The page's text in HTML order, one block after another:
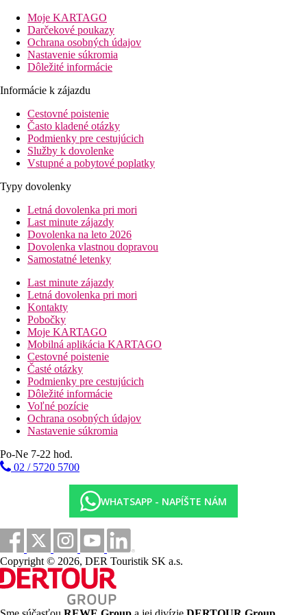
WiFi v lobby (za poplatok), parkovisko, internetová kaviaren a
amfiteáter
Popis izby
Štandardné klimatizované izby s kúpelnou a soc. zariadením
(sušicom vlasov), SAT/TV, pripojenie k internetu, telefón,
minibar, vybavenie na prípravu kávy/caja, trezor, balkón/terasa.
Další popis vybavenia a umiestnenie izieb, nájdete v oficiálnom
popise pri jednotlivých termínoch
Šport a zábava
Hotel má k dispozícii posilnovnu, saunu, minigolf, tenisové
kurty, stolný tenis a animacné programy
Stravovanie
Polpenzia, možnost plnej penzie za poplatok
Vzdialenosti
5 km
Centrum mesta
12 km
Vzdialenosť od najbližšieho letiska
50 m
Vzdialenosť k pláži
Pláž
Plážová dovolenka
bazény
Ležadlá a slnečníky pri bazéne zadarmo
Detský bazén
Fotogaléria
Moje KARTAGO
Darčekové poukazy
Ochrana osobných údajov
Nastavenie súkromia
Dôležité informácie
Informácie k zájazdu
Cestovné poistenie
Často kladené otázky
Podmienky pre cestujúcich
Služby k dovolenke
Vstupné a pobytové poplatky
Typy dovolenky
Letná dovolenka pri mori
Last minute zájazdy
Dovolenka na leto 2026
Dovolenka vlastnou dopravou
Samostatné letenky
Last minute zájazdy
Letná dovolenka pri mori
Kontakty
Pobočky
Moje KARTAGO
Mobilná aplikácia KARTAGO
Cestovné poistenie
Časté otázky
Podmienky pre cestujúcich
Dôležité informácie
Voľné pozície
Ochrana osobných údajov
Nastavenie súkromia
Po-Ne 7-22 hod.
02 / 5720 5700
WHATSAPP - NAPÍŠTE NÁM
Copyright © 2026, DER Touristik SK a.s.